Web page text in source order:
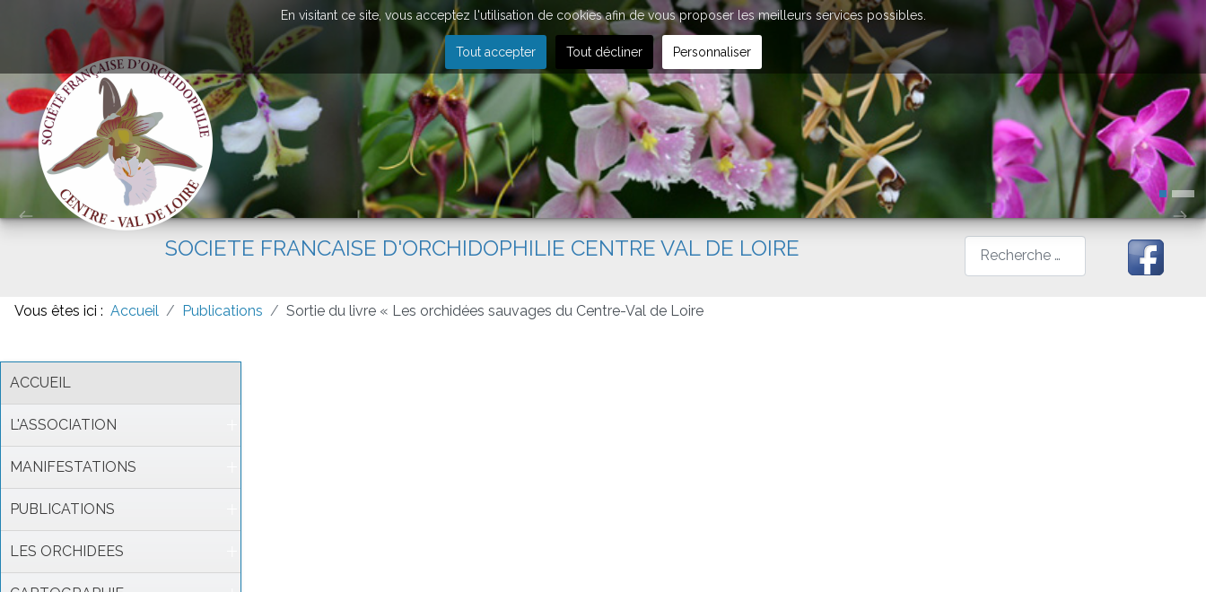
SOCIETE FRANCAISE D'ORCHIDOPHILIE CENTRE VAL DE LOIRE Rechercher
Vous êtes ici : Accueil Publications Sortie du livre « Les orchidées sauvages du Centre-Val de Loire
ACCUEIL
L'ASSOCIATION
MANIFESTATIONS
PUBLICATIONS
LES ORCHIDEES
En visitant ce site, vous acceptez l'utilisation de cookies afin de vous proposer les meilleurs services possibles.
Tout accepter Tout décliner Personnaliser